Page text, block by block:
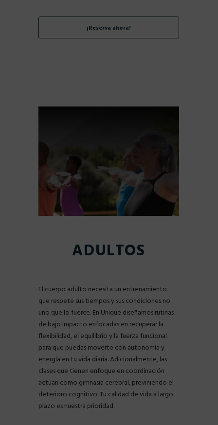
¡Reserva ahora!
ADULTOS
El cuerpo adulto necesita un entrenamiento
que respete sus tiempos y sus condiciones no
uno que lo fuerce. En Unique diseñamos rutinas
de bajo impacto enfocadas en recuperar la
flexibilidad, el equilibrio y la fuerza funcional
para que puedas moverte con autonomía y
energía en tu vida diaria. Adicionalmente, las
clases que tienen enfoque en coordinación
actúan como gimnasia cerebral, previniendo el
deterioro cognitivo. Tu calidad de vida a largo
plazo es nuestra prioridad.